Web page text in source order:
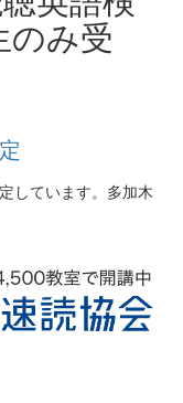
のみ受
しています。多加木